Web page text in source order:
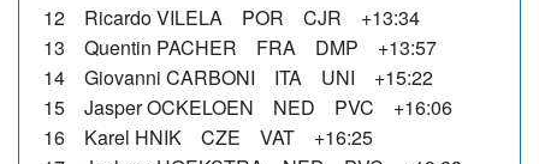
12 Ricardo VILELA POR CJR +13:34
13 Quentin PACHER FRA DMP +13:57
14 Giovanni CARBONI ITA UNI +15:22
15 Jasper OCKELOEN NED PVC +16:06
16 Karel HNIK CZE VAT +16:25